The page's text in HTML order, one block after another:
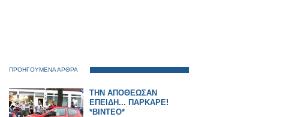
ΠΡΟΗΓΟΥΜΕΝΑ ΑΡΘΡΑ
ΤΗΝ ΑΠΟΘΕΩΣΑΝ
ΕΠΕΙΔΗ... ΠΑΡΚΑΡΕ!
*ΒΙΝΤΕΟ*